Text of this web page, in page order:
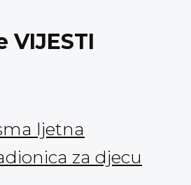
VIJESTI
ljetna
za djecu